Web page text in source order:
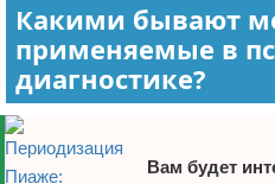
Какими бывают
применяемые в
диагностике?
Вам будет